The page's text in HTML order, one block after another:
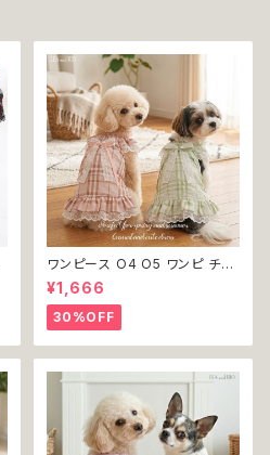
ワンピース O4 O5 ワンピ チェ
ック プリーツ レース 女の子 犬
犬服 小型 猫 服 洋服 ペット do
g ドッグウェア おしゃれ かわい
い 返品交換不可
¥1,666
30%OFF